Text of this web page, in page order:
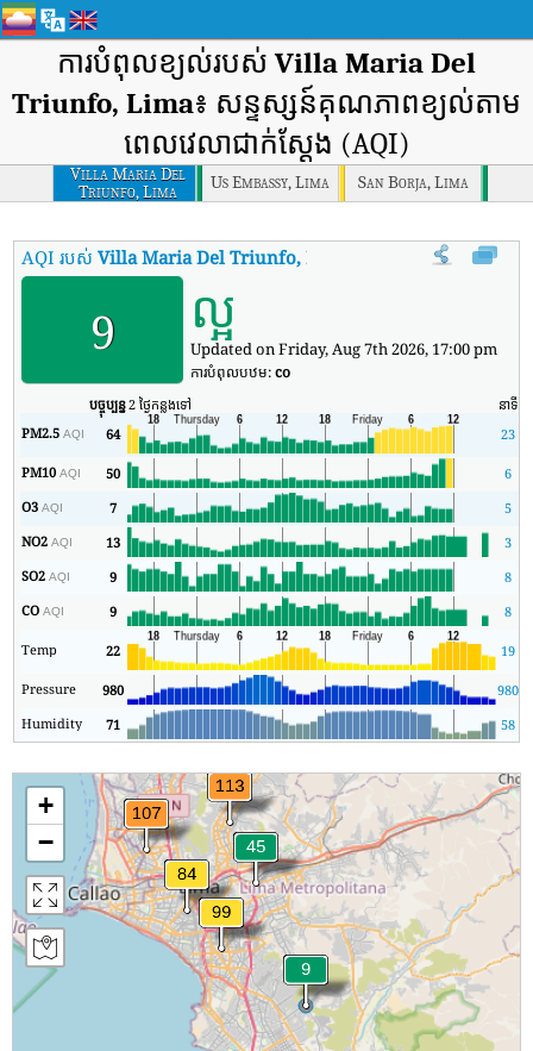
ការបំពុលខ្យល់របស់ Villa Maria Del
Triunfo, Lima៖ សន្ទស្សន៍គុណភាពខ្យល់តាម
ពេលវេលាជាក់ស្តែង (AQI)
Villa Maria Del
Triunfo, Lima
Us Embassy, Lima San Borja, Lima
AQI របស់Villa Maria Del Triunfo, Lima សន្ទស្សន៍គុណភាពខ្យល់តាមព
9 ល្អ
Updated on Friday, Aug 7th 2026, 17:00 pm
ការបំពុលបឋម:co
បច្ចុប្បន្ន2 ថ្ងៃកន្លងទៅ នាទី
PM2.5AQI 64 23
PM10AQI 50 6
O3AQI 7 5
NO2AQI 13 3
SO2AQI 9
8
COAQI 9 8
Temp 22 19
Pressure 980 980
Humidity
71 58
+
−